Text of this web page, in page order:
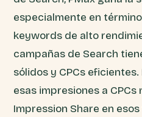
especialmente en
keywords de alto
campañas de Search
sólidos y CPCs
esas impresiones a CPCs
Impression Share en